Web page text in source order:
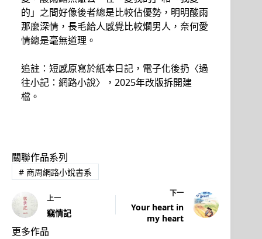
的」之間好像後者總是比較佔優勢，明明酸雨
那麼深情，長毛給人感覺比較爛男人，奈何愛
情總是毫無道理。
追註：短感原寫於紙本日記，電子化後扔〈過
往小記：網路小說〉，2025年改版拆開建
檔。
關聯作品系列
#商周網路小說書系
上一
竊情記
下一
Your heart in
my heart
更多作品